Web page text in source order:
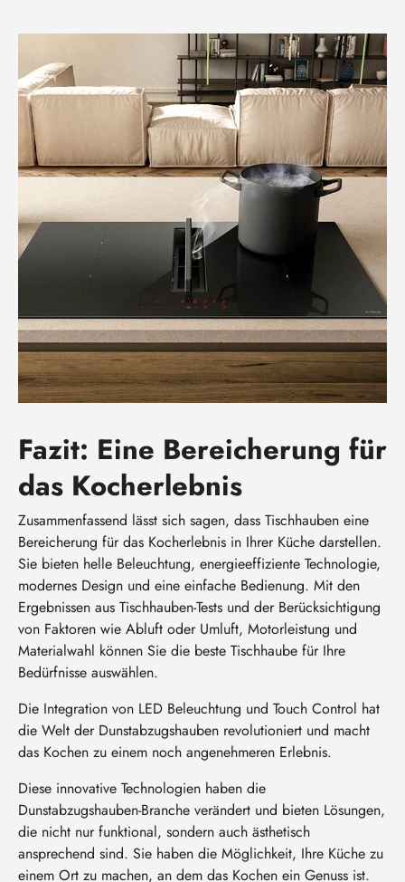
Fazit: Eine Bereicherung für
das Kocherlebnis
Zusammenfassend lässt sich sagen, dass Tischhauben eine
Bereicherung für das Kocherlebnis in Ihrer Küche darstellen.
Sie bieten helle Beleuchtung, energieeffiziente Technologie,
modernes Design und eine einfache Bedienung. Mit den
Ergebnissen aus Tischhauben-Tests und der Berücksichtigung
von Faktoren wie Abluft oder Umluft, Motorleistung und
Materialwahl können Sie die beste Tischhaube für Ihre
Bedürfnisse auswählen.
Die Integration von LED Beleuchtung und Touch Control hat
die Welt der Dunstabzugshauben revolutioniert und macht
das Kochen zu einem noch angenehmeren Erlebnis.
Diese innovative Technologien haben die
Dunstabzugshauben-Branche verändert und bieten Lösungen,
die nicht nur funktional, sondern auch ästhetisch
ansprechend sind. Sie haben die Möglichkeit, Ihre Küche zu
einem Ort zu machen, an dem das Kochen ein Genuss ist.